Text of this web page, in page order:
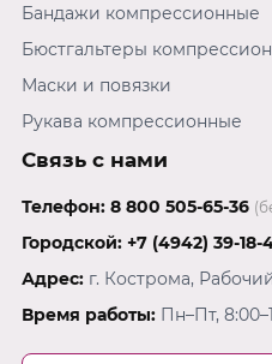
Бандажи компрессионные
Бюстгальтеры
Маски и повязки
Рукава компрессионные
Связь с нами
Телефон: 8 800 505-65-36
Городской: +7 (4942) 39-18-
Адрес: г. Кострома,
Время работы: Пн–Пт,